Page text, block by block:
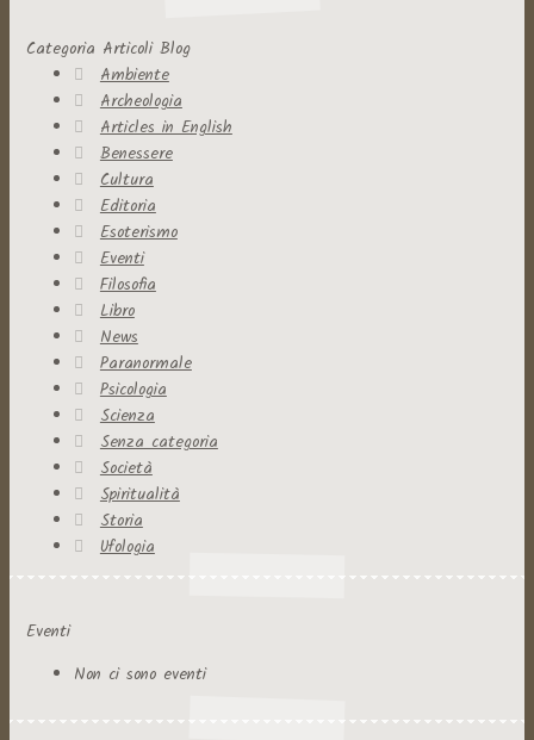
Categoria Articoli Blog
Ambiente
Archeologia
Articles in English
Benessere
Cultura
Editoria
Esoterismo
Eventi
Filosofia
Libro
News
Paranormale
Psicologia
Scienza
Senza categoria
Società
Spiritualità
Storia
Ufologia
Eventi
Non ci sono eventi